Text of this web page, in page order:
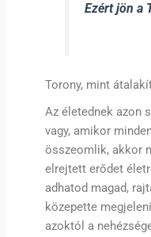
Ezért jön a
Torony, mint
Az életednek azon
vagy, amikor
összeomlik, akkor
elrejtett erődet
adhatod magad,
közepette
azoktól a